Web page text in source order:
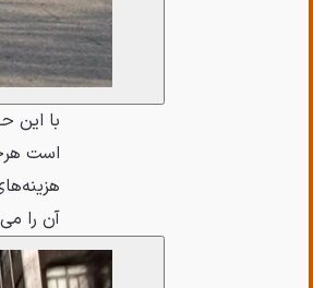
با این
است
آن را